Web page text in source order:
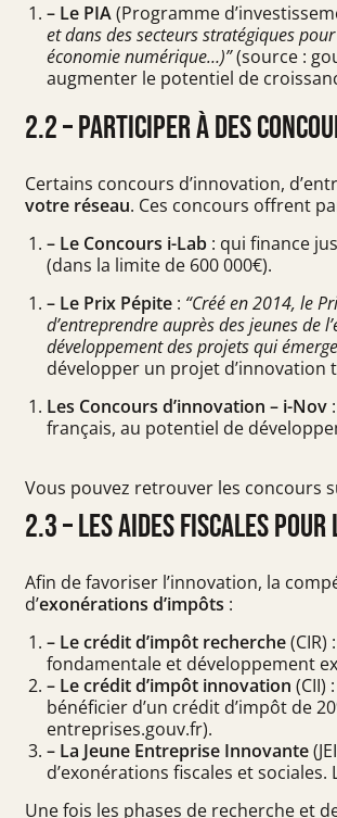
– Le PIA(Programme
et dans des secteurs stratégiques
économie numérique…)”(source :
augmenter le potentiel de
2.2 – Participer à des
Certains concours d’innovation,
votre réseau. Ces concours offrent
– Le Concours i-Lab : qui finance
(dans la limite de 600 000€).
– Le Prix Pépite : “Créé en 2014, le
d’entreprendre auprès des jeunes de
développement des projets qui
développer un projet
Les Concours d’innovation – i-Nov
français, au potentiel de
Vous pouvez retrouver les concours
2.3 – Les aides fiscales
Afin de favoriser l’innovation, la
d’exonérations d’impôts :
– Le crédit d’impôt recherche
fondamentale et développement
– Le crédit d’impôt innovation (CII)
bénéficier d’un crédit d’impôt de
entreprises.gouv.fr).
– La Jeune Entreprise Innovante
d’exonérations fiscales et
Une fois les phases de recherche et